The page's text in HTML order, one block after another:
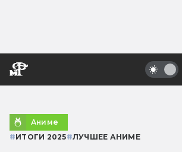
Аниме
#ИТОГИ 2025#ЛУЧШЕЕ АНИМЕ